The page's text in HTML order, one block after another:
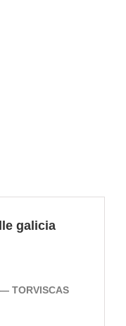
galicia
TORVISCAS